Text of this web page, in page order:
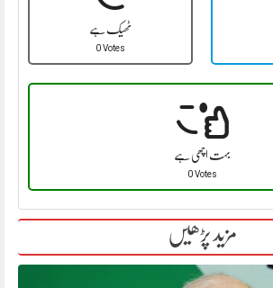
ٹھیک ہے
0 Votes
بہت اچھی ہے
0 Votes
مزید پڑھیں